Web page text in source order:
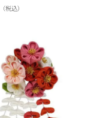
税込